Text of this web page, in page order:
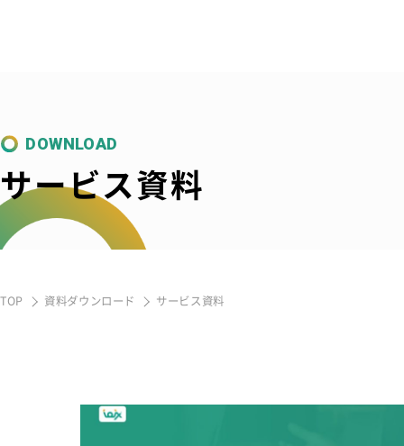
DOWNLOAD
サービス資料
TOP 資料ダウンロード サービス資料